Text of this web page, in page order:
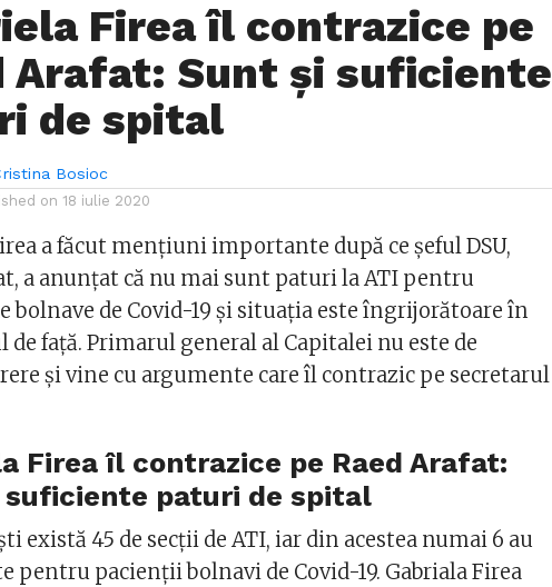
Firea îl contrazice pe
Arafat: Sunt şi suficiente
de spital
Bosioc
on 18 iulie 2020
a făcut mențiuni importante după ce șeful DSU,
a anunțat că nu mai sunt paturi la ATI pentru
bolnave de Covid-19 și situația este îngrijorătoare în
față. Primarul general al Capitalei nu este de
și vine cu argumente care îl contrazic pe secretarul
Firea îl contrazice pe Raed Arafat:
suficiente paturi de spital
există 45 de secții de ATI, iar din acestea numai 6 au
pentru pacienții bolnavi de Covid-19. Gabriala Firea